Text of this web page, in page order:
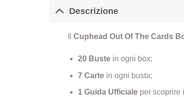
Descrizione
Cuphead Out Of The Cards
20 Bustein ogni box;
7 Cartein ogni busta;
1 Guida Ufficialeper scoprire